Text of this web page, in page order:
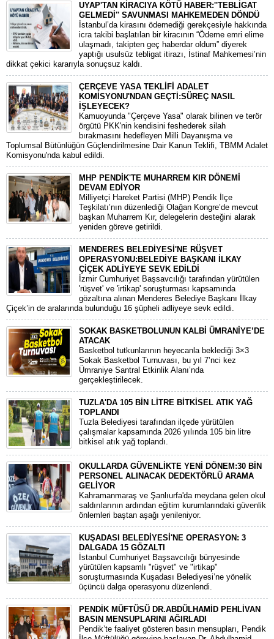
UYAP'TAN KİRACIYA KÖTÜ HABER:''TEBLİGAT
GELMEDİ'' SAVUNMASI MAHKEMEDEN DÖNDÜ
​İstanbul’da kirasını ödemediği gerekçesiyle hakkında
icra takibi başlatılan bir kiracının “Ödeme emri elime
ulaşmadı, takipten geç haberdar oldum” diyerek
yaptığı usulsüz tebligat itirazı, İstinaf Mahkemesi’nin
dikkat çekici kararıyla sonuçsuz kaldı.
ÇERÇEVE YASA TEKLİFİ ADALET
KOMİSYONU'NDAN GEÇTİ:SÜREÇ NASIL
İŞLEYECEK?
​Kamuoyunda "Çerçeve Yasa" olarak bilinen ve terör
örgütü PKK'nin kendisini feshederek silah
bırakmasını hedefleyen Milli Dayanışma ve
Toplumsal Bütünlüğün Güçlendirilmesine Dair Kanun Teklifi, TBMM Adalet
Komisyonu'nda kabul edildi.
MHP PENDİK'TE MUHARREM KIR DÖNEMİ
DEVAM EDİYOR
​Milliyetçi Hareket Partisi (MHP) Pendik İlçe
Teşkilatı’nın düzenlediği Olağan Kongre’de mevcut
başkan Muharrem Kır, delegelerin desteğini alarak
yeniden göreve getirildi.
MENDERES BELEDİYESİ'NE RÜŞVET
OPERASYONU:BELEDİYE BAŞKANI İLKAY
ÇİÇEK ADLİYEYE SEVK EDİLDİ
​İzmir Cumhuriyet Başsavcılığı tarafından yürütülen
'rüşvet' ve 'irtikap' soruşturması kapsamında
gözaltına alınan Menderes Belediye Başkanı İlkay
Çiçek’in de aralarında bulunduğu 16 şüpheli adliyeye sevk edildi.
SOKAK BASKETBOLUNUN KALBİ ÜMRANİYE’DE
ATACAK
Basketbol tutkunlarının heyecanla beklediği 3×3
Sokak Basketbol Turnuvası, bu yıl 7’nci kez
Ümraniye Santral Etkinlik Alanı’nda
gerçekleştirilecek.
TUZLA'DA 105 BİN LİTRE BİTKİSEL ATIK YAĞ
TOPLANDI
Tuzla Belediyesi tarafından ilçede yürütülen
çalışmalar kapsamında 2026 yılında 105 bin litre
bitkisel atık yağ toplandı.
OKULLARDA GÜVENLİKTE YENİ DÖNEM:30 BİN
PERSONEL ALINACAK DEDEKTÖRLÜ ARAMA
GELİYOR
​Kahramanmaraş ve Şanlıurfa'da meydana gelen okul
saldırılarının ardından eğitim kurumlarındaki güvenlik
önlemleri baştan aşağı yenileniyor.
KUŞADASI BELEDİYESİ'NE OPERASYON: 3
DALGADA 15 GÖZALTI
​İstanbul Cumhuriyet Başsavcılığı bünyesinde
yürütülen kapsamlı "rüşvet" ve "irtikap"
soruşturmasında Kuşadası Belediyesi’ne yönelik
üçüncü dalga operasyonu düzenlendi.
PENDİK MÜFTÜSÜ DR.ABDÜLHAMİD PEHLİVAN
BASIN MENSUPLARINI AĞIRLADI
​Pendik’te faaliyet gösteren basın mensupları, Pendik